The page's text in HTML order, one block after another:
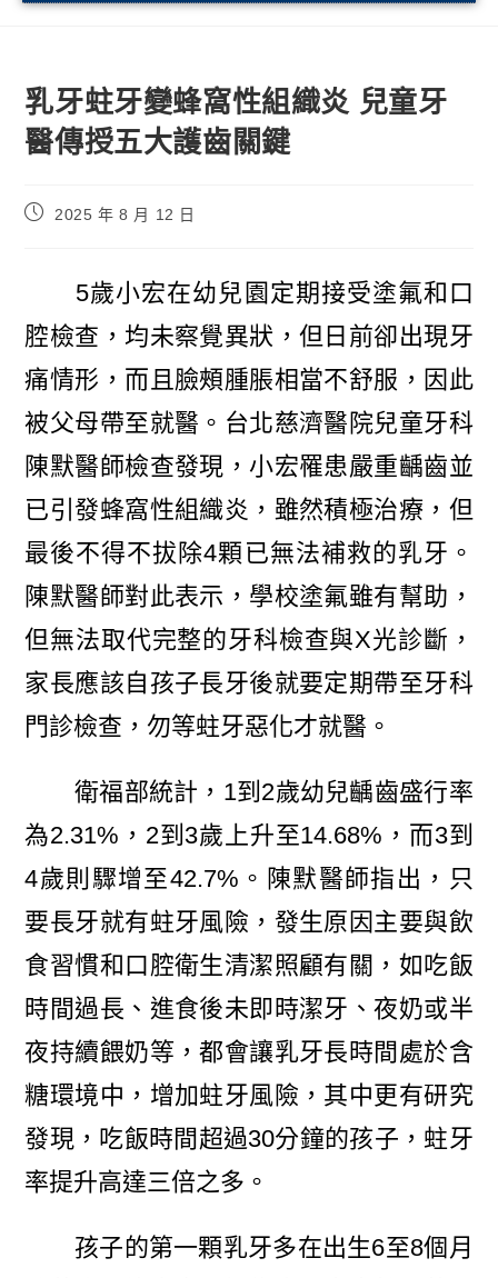
乳牙蛀牙變蜂窩性組織炎 兒童牙
醫傳授五大護齒關鍵
2025 年 8 月 12 日
5歲小宏在幼兒園定期接受塗氟和口
腔檢查，均未察覺異狀，但日前卻出現牙
痛情形，而且臉頰腫脹相當不舒服，因此
被父母帶至就醫。台北慈濟醫院兒童牙科
陳默醫師檢查發現，小宏罹患嚴重齲齒並
已引發蜂窩性組織炎，雖然積極治療，但
最後不得不拔除4顆已無法補救的乳牙。
陳默醫師對此表示，學校塗氟雖有幫助，
但無法取代完整的牙科檢查與X光診斷，
家長應該自孩子長牙後就要定期帶至牙科
門診檢查，勿等蛀牙惡化才就醫。
衛福部統計，1到2歲幼兒齲齒盛行率
為2.31%，2到3歲上升至14.68%，而3到
4歲則驟增至42.7%。陳默醫師指出，只
要長牙就有蛀牙風險，發生原因主要與飲
食習慣和口腔衛生清潔照顧有關，如吃飯
時間過長、進食後未即時潔牙、夜奶或半
夜持續餵奶等，都會讓乳牙長時間處於含
糖環境中，增加蛀牙風險，其中更有研究
發現，吃飯時間超過30分鐘的孩子，蛀牙
率提升高達三倍之多。
孩子的第一顆乳牙多在出生6至8個月